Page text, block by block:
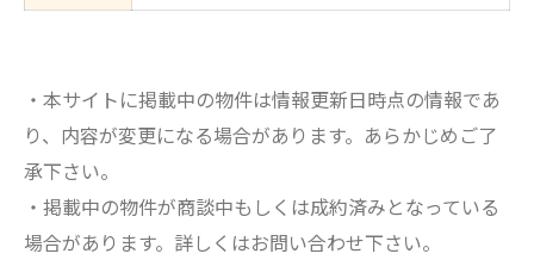
・本サイトに掲載中の物件は情報更新日時点の情報であ
り、内容が変更になる場合があります。あらかじめご了
承下さい。
・掲載中の物件が商談中もしくは成約済みとなっている
場合があります。詳しくはお問い合わせ下さい。